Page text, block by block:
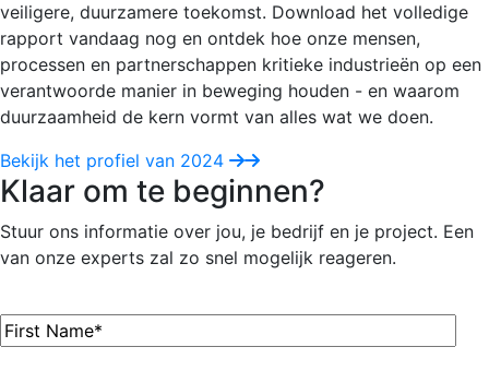
veiligere, duurzamere toekomst. Download het volledige
rapport vandaag nog en ontdek hoe onze mensen,
processen en partnerschappen kritieke industrieën op een
verantwoorde manier in beweging houden - en waarom
duurzaamheid de kern vormt van alles wat we doen.
Bekijk het profiel van 2024
Klaar om te beginnen?
Stuur ons informatie over jou, je bedrijf en je project. Een
van onze experts zal zo snel mogelijk reageren.